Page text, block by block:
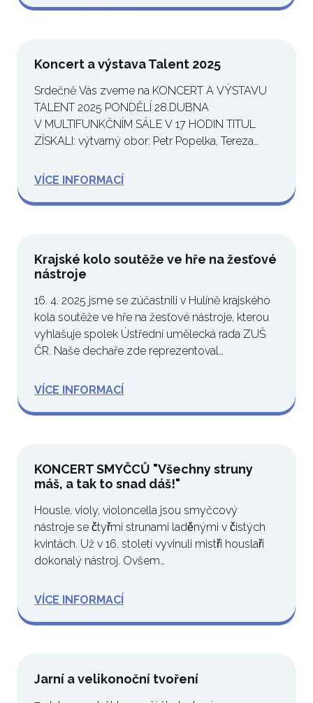
Koncert a výstava Talent 2025
Srdečně Vás zveme na KONCERT A VÝSTAVU
TALENT 2025 PONDĚLÍ 28.DUBNA
V MULTIFUNKČNÍM SÁLE V 17 HODIN TITUL
ZÍSKALI: výtvarný obor: Petr Popelka, Tereza
VÍCE INFORMACÍ
Krajské kolo soutěže ve hře na žesťové
nástroje
16. 4. 2025 jsme se zúčastnili v Hulíně krajského
kola soutěže ve hře na žesťové nástroje, kterou
vyhlašuje spolek Ústřední umělecká rada ZUŠ
ČR. Naše dechaře zde reprezentoval…
VÍCE INFORMACÍ
KONCERT SMYČCŮ "Všechny struny
máš, a tak to snad dáš!"
Housle, violy, violoncella jsou smyčcový
nástroje se čtyřmi strunami laděnými v čistých
kvintách. Už v 16. století vyvinuli mistři houslaři
dokonalý nástroj. Ovšem…
VÍCE INFORMACÍ
Jarní a velikonoční tvoření